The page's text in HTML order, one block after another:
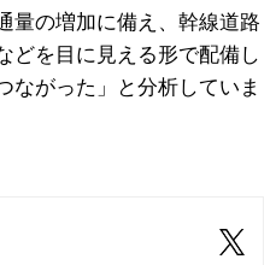
の増加に備え、幹線道路
どを目に見える形で配備し
ながった」と分析していま